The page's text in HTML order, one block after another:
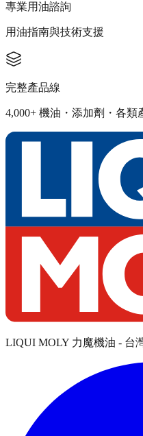
專業用油諮詢
用油指南與技術支援
完整產品線
4,000+ 機油・添加劑・各類
LIQUI MOLY 力魔機油 - 台